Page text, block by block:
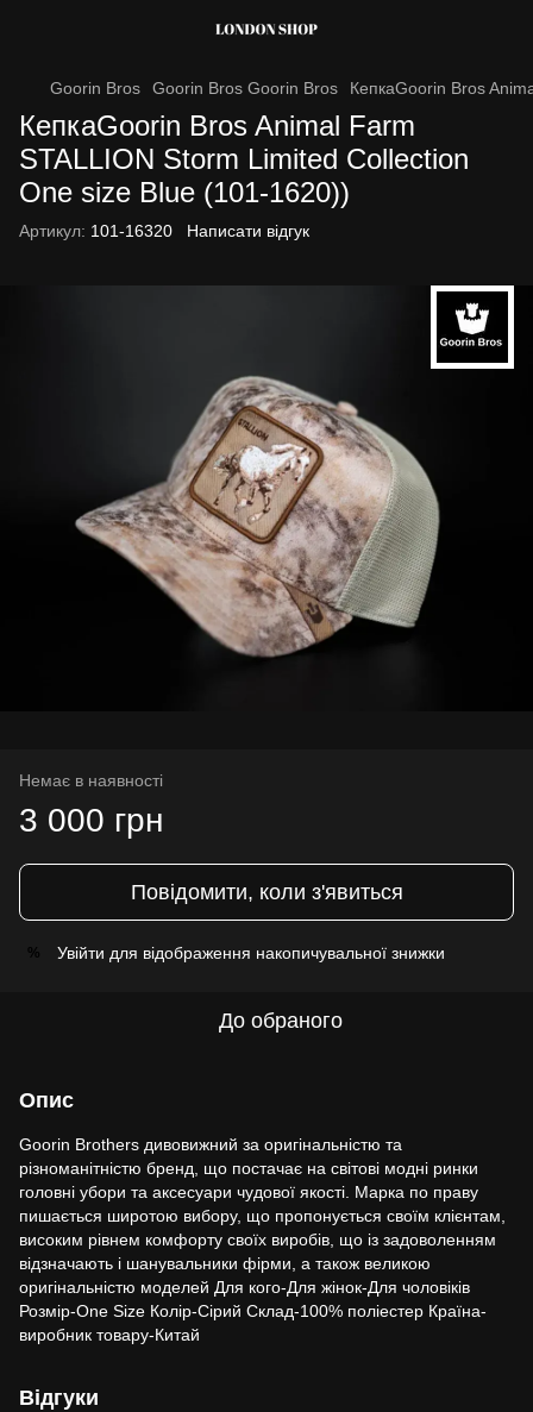
Goorin Bros Goorin Bros Goorin Bros КепкаGoorin Bros
КепкаGoorin Bros Animal Farm
STALLION Storm Limited Collection
One size Blue (101-1620))
Артикул: 101-16320 Написати відгук
Немає в наявності
3 000 грн
Повідомити, коли з'явиться
% Увійти для відображення накопичувальної знижки
До обраного
Опис
Goorin Brothers дивовижний за оригінальністю та
різноманітністю бренд, що постачає на світові модні ринки
головні убори та аксесуари чудової якості. Марка по праву
пишається широтою вибору, що пропонується своїм клієнтам,
високим рівнем комфорту своїх виробів, що із задоволенням
відзначають і шанувальники фірми, а також великою
оригінальністю моделей Для кого-Для жінок-Для чоловіків
Розмір-One Size Колір-Сірий Склад-100% поліестер Країна-
виробник товару-Китай
Відгуки